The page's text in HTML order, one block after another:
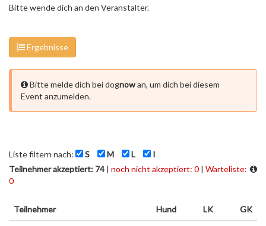
Bitte wende dich an den Veranstalter.
Ergebnisse
Bitte melde dich bei dognowan, um dich bei diesem
Event anzumelden.
Liste filtern nach: S M L
I
Teilnehmer akzeptiert: 74 | noch nicht akzeptiert: 0 | Warteliste:
0
Teilnehmer Hund LK GK